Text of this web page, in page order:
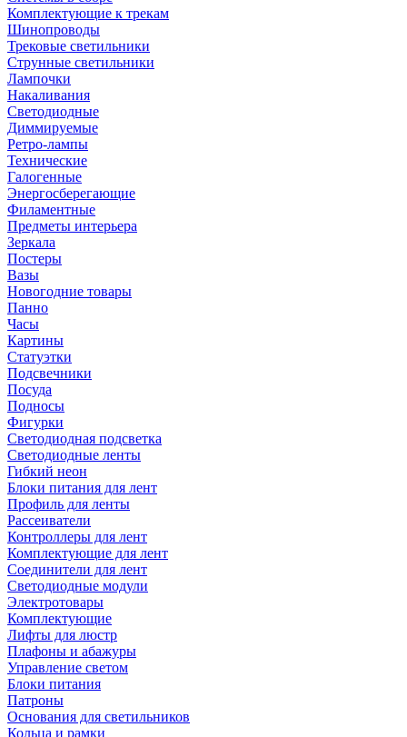
Комплектующие к трекам
Шинопроводы
Трековые светильники
Струнные светильники
Лампочки
Накаливания
Светодиодные
Диммируемые
Ретро-лампы
Технические
Галогенные
Энергосберегающие
Филаментные
Предметы интерьера
Зеркала
Постеры
Вазы
Новогодние товары
Панно
Часы
Картины
Статуэтки
Подсвечники
Посуда
Подносы
Фигурки
Светодиодная подсветка
Светодиодные ленты
Гибкий неон
Блоки питания для лент
Профиль для ленты
Рассеиватели
Контроллеры для лент
Комплектующие для лент
Соединители для лент
Светодиодные модули
Электротовары
Комплектующие
Лифты для люстр
Плафоны и абажуры
Управление светом
Блоки питания
Патроны
Основания для светильников
Кольца и рамки